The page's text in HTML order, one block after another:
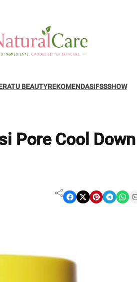
BEAUTYREKOMENDASIFSSSHOW
Pore Cool Down
Share on Facebook Share on X Share on Pinterest Share on Telegram Share on WhatsApp Share on Email